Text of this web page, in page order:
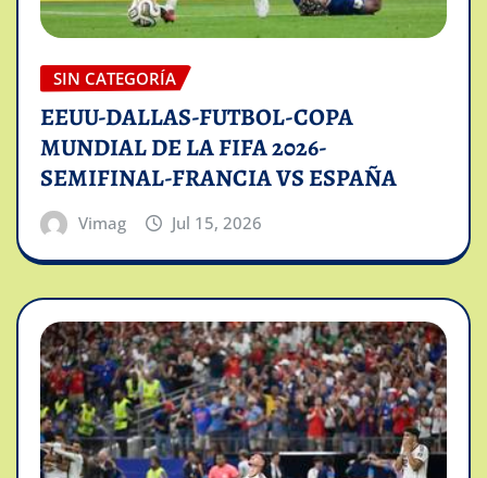
SIN CATEGORÍA
EEUU-DALLAS-FUTBOL-COPA
MUNDIAL DE LA FIFA 2026-
SEMIFINAL-FRANCIA VS ESPAÑA
Vimag Jul 15, 2026